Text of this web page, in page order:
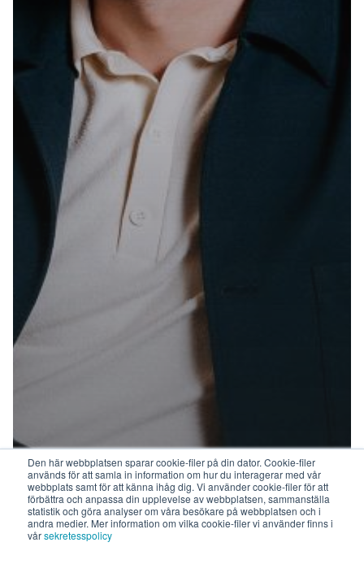
Den här webbplatsen sparar cookie-filer på din dator. Cookie-filer
används för att samla in information om hur du interagerar med vår
webbplats samt för att känna ihåg dig. Vi använder cookie-filer för att
förbättra och anpassa din upplevelse av webbplatsen, sammanställa
statistik och göra analyser om våra besökare på webbplatsen och i
andra medier. Mer information om vilka cookie-filer vi använder finns i
vårsekretesspolicy